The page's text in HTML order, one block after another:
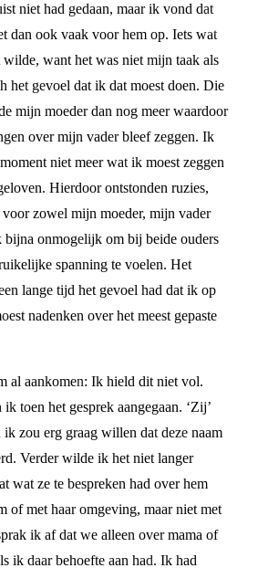
niet had gedaan, maar ik vond dat
dan ook vaak voor hem op. Iets wat
want het was niet mijn taak als
het gevoel dat ik dat moest doen. Die
mijn moeder dan nog meer waardoor
over mijn vader bleef zeggen. Ik
niet meer wat ik moest zeggen
Hierdoor ontstonden ruzies,
zowel mijn moeder, mijn vader
onmogelijk om bij beide ouders
spanning te voelen. Het
lange tijd het gevoel had dat ik op
nadenken over het meest gepaste
al aankomen: Ik hield dit niet vol.
toen het gesprek aangegaan. ‘Zij’
ik zou erg graag willen dat deze naam
Verder wilde ik het niet langer
wat ze te bespreken had over hem
of met haar omgeving, maar niet met
ik af dat we alleen over mama of
ik daar behoefte aan had. Ik had